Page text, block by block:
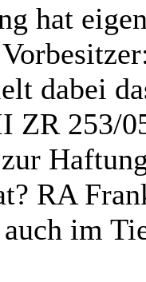
hat
dabei
ZR 253/
RA
im